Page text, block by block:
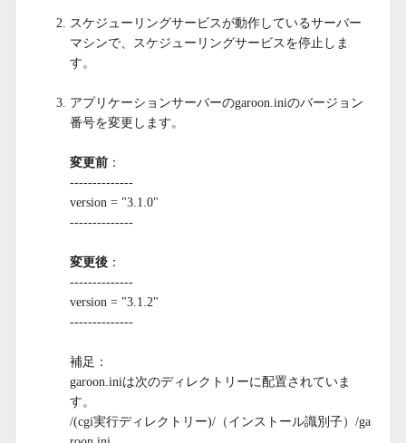
スケジューリングサービスが動作しているサーバー
マシンで、スケジューリングサービスを停止しま
す。
アプリケーションサーバーのgaroon.iniのバージョン
番号を変更します。
変更前 ：
--------------
version = "3.1.0"
--------------
変更後 ：
--------------
version = "3.1.2"
--------------
補足：
garoon.iniは次のディレクトリーに配置されていま
す。
/(cgi実行ディレクトリー)/（インストール識別子）/ga